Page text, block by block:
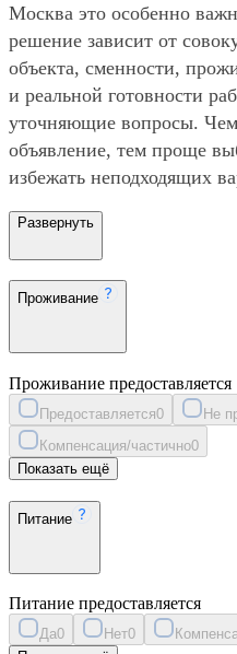
Москва это особенно
решение зависит от
объекта, сменности,
и реальной готовности
уточняющие вопросы.
объявление, тем проще
избежать неподходящих
Развернуть
Проживание
Проживание предоставляется
Предоставляется0 Не
Компенсация/частично0
Показать ещё
Питание
Питание предоставляется
Да0 Нет0